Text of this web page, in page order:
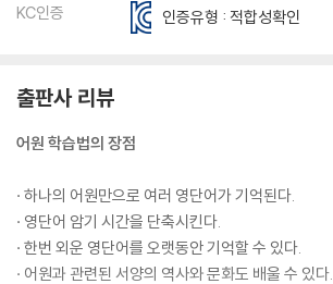
KC인증
인증유형 : 적합성확인
출판사 리뷰
어원 학습법의 장점
· 하나의 어원만으로 여러 영단어가 기억된다.
· 영단어 암기 시간을 단축시킨다.
· 한번 외운 영단어를 오랫동안 기억할 수 있다.
· 어원과 관련된 서양의 역사와 문화도 배울 수 있다.